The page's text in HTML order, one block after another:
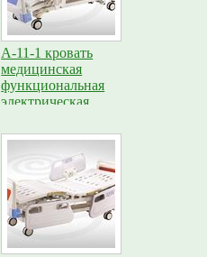
A-11-1 кровать
медицинская
функциональная
электрическая